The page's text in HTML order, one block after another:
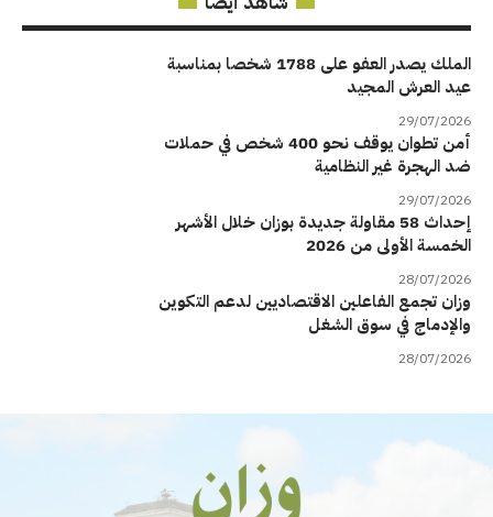
الملك يصدر العفو على 1788 شخصا بمناسبة
عيد العرش المجيد
29/07/2026
أمن تطوان يوقف نحو 400 شخص في حملات
ضد الهجرة غير النظامية
29/07/2026
إحداث 58 مقاولة جديدة بوزان خلال الأشهر
الخمسة الأولى من 2026
28/07/2026
وزان تجمع الفاعلين الاقتصاديين لدعم التكوين
والإدماج في سوق الشغل
28/07/2026